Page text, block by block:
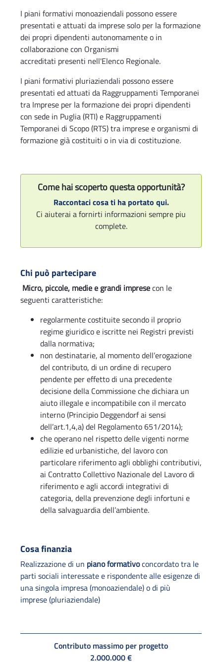
I piani formativi monoaziendali possono essere
presentati e attuati da imprese solo per la formazione
dei propri dipendenti autonomamente o in
collaborazione con Organismi
accreditati presenti nell'Elenco Regionale.
I piani formativi pluriaziendali possono essere
presentati ed attuati da Raggruppamenti Temporanei
tra Imprese per la formazione dei propri dipendenti
con sede in Puglia (RTI) e Raggruppamenti
Temporanei di Scopo (RTS) tra imprese e organismi di
formazione già costituiti o in via di costituzione.
Come hai scoperto questa opportunità?
Raccontaci cosa ti ha portato qui.
Ci aiuterai a fornirti informazioni sempre piu
complete.
Chi può partecipare
Micro, piccole, medie e grandi impresecon le
seguenti caratteristiche:
regolarmente costituite secondo il proprio
regime giuridico e iscritte nei Registri previsti
dalla normativa;
non destinatarie, al momento dell’erogazione
del contributo, di un ordine di recupero
pendente per effetto di una precedente
decisione della Commissione che dichiara un
aiuto illegale e incompatibile con il mercato
interno (Principio Deggendorf ai sensi
dell’art.1,4,a) del Regolamento 651/2014);
che operano nel rispetto delle vigenti norme
edilizie ed urbanistiche, del lavoro con
particolare riferimento agli obblighi contributivi,
ai Contratto Collettivo Nazionale del Lavoro di
riferimento e agli accordi integrativi di
categoria, della prevenzione degli infortuni e
della salvaguardia dell’ambiente.
Cosa finanzia
Realizzazione di un piano formativoconcordato tra le
parti sociali interessate e rispondente alle esigenze di
una singola impresa (monoaziendale) o di più
imprese (pluriaziendale)
Contributo massimo per progetto
2.000.000 €